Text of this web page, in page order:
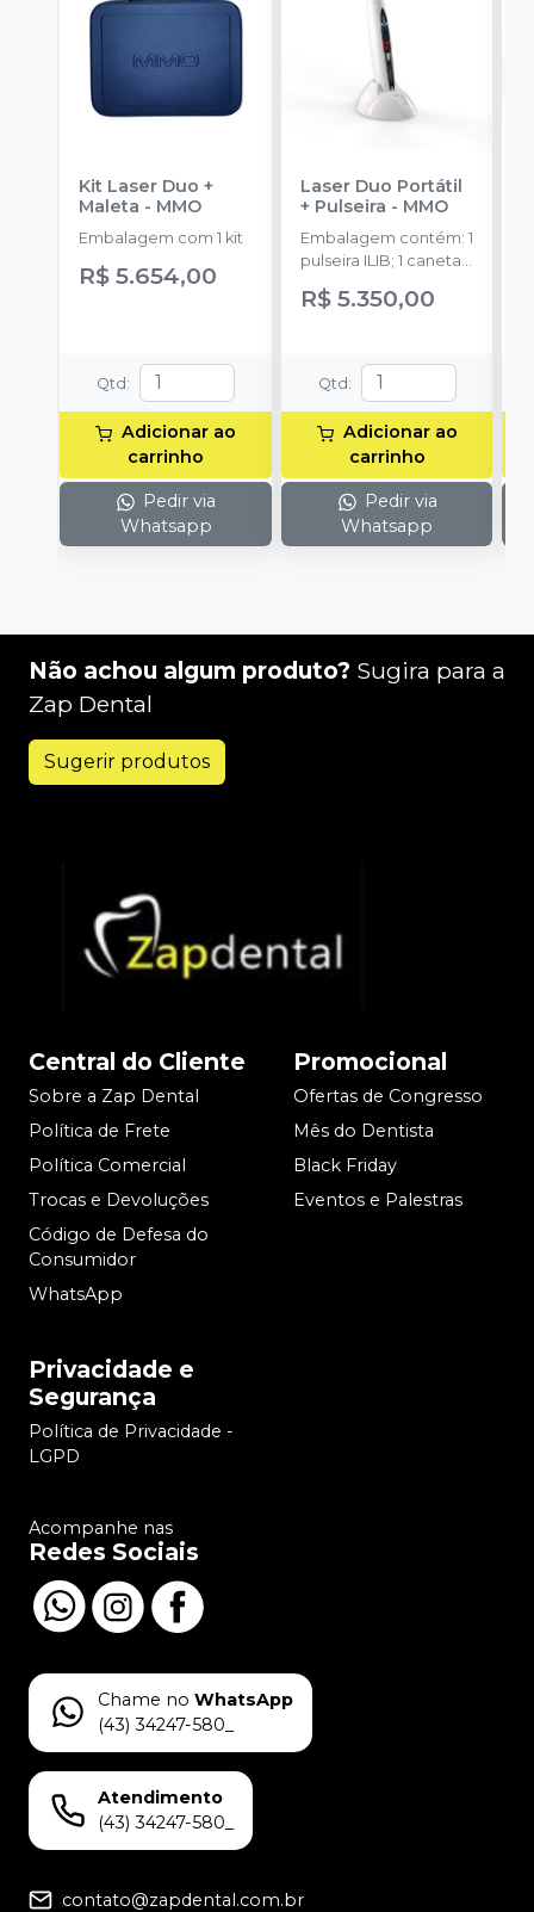
Kit Laser Duo +
Maleta - MMO
Embalagem com 1 kit
R$ 5.654,00
Qtd:
Adicionar ao
carrinho
Pedir via
Whatsapp
Laser Duo Portátil
+ Pulseira - MMO
Embalagem contém:​ 1
pulseira ILIB​; 1 caneta
portátil;​ 2 óculos de
segurança (1 para o
instruções​; Fonte de
alimentação
R$ 5.350,00
Qtd:
Adicionar ao
carrinho
Pedir via
Whatsapp
Não achou algum produto? Sugira para a
Zap Dental
Sugerir produtos
Central do Cliente
Sobre a Zap Dental
Política de Frete
Política Comercial
Trocas e Devoluções
Código de Defesa do
Consumidor
WhatsApp
Promocional
Ofertas de Congresso
Mês do Dentista
Black Friday
Eventos e Palestras
Privacidade e
Segurança
Política de Privacidade -
LGPD
Acompanhe nas
Redes Sociais
Chame no WhatsApp
(43) 34247-580_
Atendimento
(43) 34247-580_
contato@zapdental.com.br